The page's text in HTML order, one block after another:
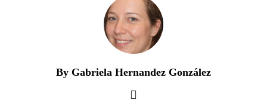
By Gabriela Hernandez González